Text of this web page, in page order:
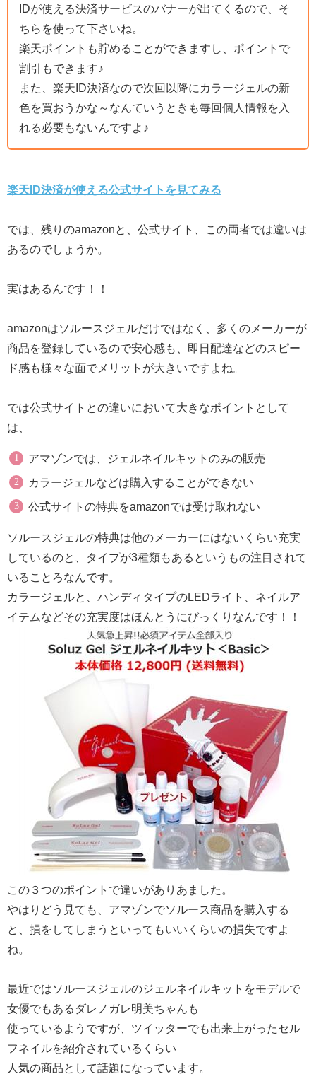
IDが使える決済サービスのバナーが出てくるので、そ
ちらを使って下さいね。
楽天ポイントも貯めることができますし、ポイントで
割引もできます♪
また、楽天ID決済なので次回以降にカラージェルの新
色を買おうかな～なんていうときも毎回個人情報を入
れる必要もないんですよ♪
楽天ID決済が使える公式サイトを見てみる
では、残りのamazonと、公式サイト、この両者では違いは
あるのでしょうか。
実はあるんです！！
amazonはソルースジェルだけではなく、多くのメーカーが
商品を登録しているので安心感も、即日配達などのスピー
ド感も様々な面でメリットが大きいですよね。
では公式サイトとの違いにおいて大きなポイントとして
は、
アマゾンでは、ジェルネイルキットのみの販売
カラージェルなどは購入することができない
公式サイトの特典をamazonでは受け取れない
ソルースジェルの特典は他のメーカーにはないくらい充実
しているのと、タイプが3種類もあるというもの注目されて
いることろなんです。
カラージェルと、ハンディタイプのLEDライト、ネイルア
イテムなどその充実度はほんとうにびっくりなんです！！
この３つのポイントで違いがありあました。
やはりどう見ても、アマゾンでソルース商品を購入する
と、損をしてしまうといってもいいくらいの損失ですよ
ね。
最近ではソルースジェルのジェルネイルキットをモデルで
女優でもあるダレノガレ明美ちゃんも
使っているようですが、ツイッターでも出来上がったセル
フネイルを紹介されているくらい
人気の商品として話題になっています。